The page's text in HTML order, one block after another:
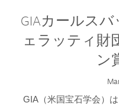
GIAカールス
ェラッティ財
ン
GIA（米国宝石学会）